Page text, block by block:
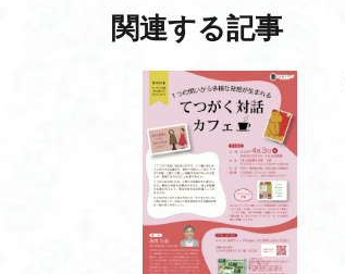
関連する記事